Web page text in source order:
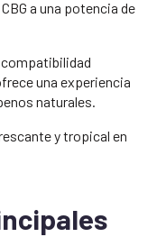
a una potencia de
una experiencia
naturales.
y tropical en